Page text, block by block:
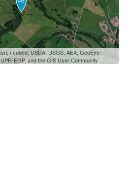
i-cubed, USDA, USGS, AEX, GeoEye,
EGP, and the GIS User Community